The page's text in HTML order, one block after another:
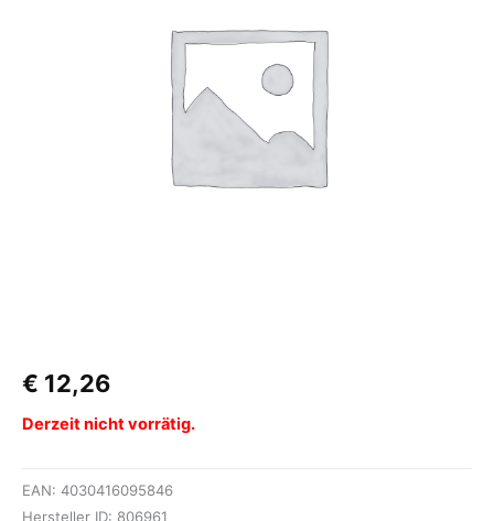
€ 12,26
Derzeit nicht vorrätig.
EAN: 4030416095846
Hersteller ID: 806961